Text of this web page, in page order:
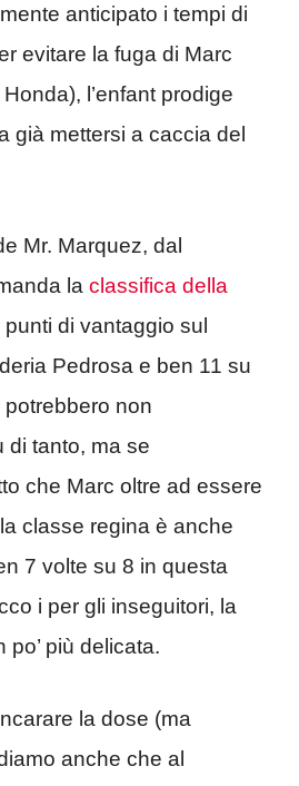
anticipato i tempi di
evitare la fuga di Marc
l’enfant prodige
già mettersi a caccia del
Mr. Marquez, dal
la classifica della
di vantaggio sul
Pedrosa e ben 11 su
non
di tanto, ma se
che Marc oltre ad essere
classe regina è anche
7 volte su 8 in questa
i per gli inseguitori, la
più delicata.
la dose (ma
anche che al